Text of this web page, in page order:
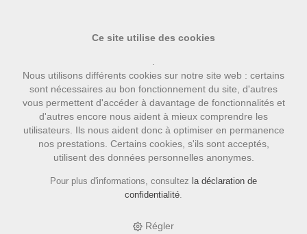
café › Illycaffe › Illy Caffe ESE-Pads Classico Espresso 18
Ce site utilise des cookies
Nous utilisons différents cookies sur notre site web : certains
sont nécessaires au bon fonctionnement du site, d'autres
vous permettent d'accéder à davantage de fonctionnalités et
d'autres encore nous aident à mieux comprendre les
utilisateurs. Ils nous aident donc à optimiser en permanence
nos prestations. Certains cookies, s'ils sont acceptés,
utilisent des données personnelles anonymes.
Pour plus d'informations, consultez la déclaration de
confidentialité.
Régler